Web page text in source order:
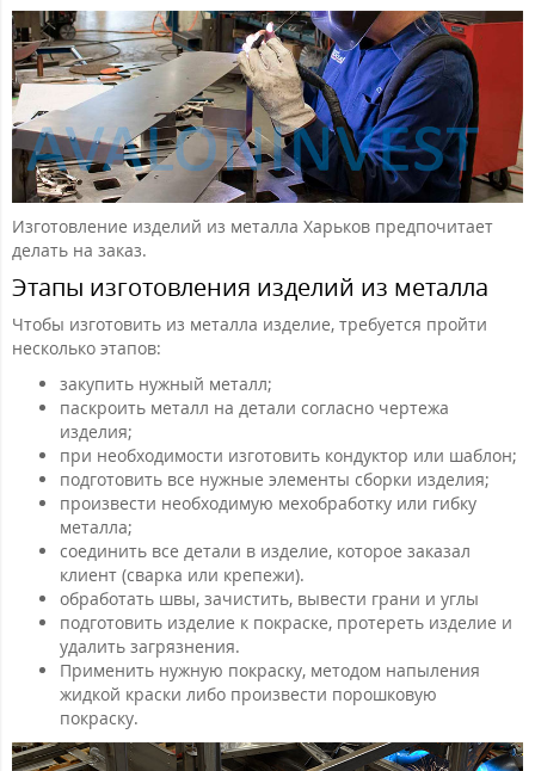
Изготовление изделий из металла Харьков предпочитает
делать на заказ.
Этапы изготовления изделий из металла
Чтобы изготовить из металла изделие, требуется пройти
несколько этапов:
закупить нужный металл;
паскроить металл на детали согласно чертежа
изделия;
при необходимости изготовить кондуктор или шаблон;
подготовить все нужные элементы сборки изделия;
произвести необходимую мехобработку или гибку
металла;
соединить все детали в изделие, которое заказал
клиент (сварка или крепежи).
обработать швы, зачистить, вывести грани и углы
подготовить изделие к покраске, протереть изделие и
удалить загрязнения.
Применить нужную покраску, методом напыления
жидкой краски либо произвести порошковую
покраску.